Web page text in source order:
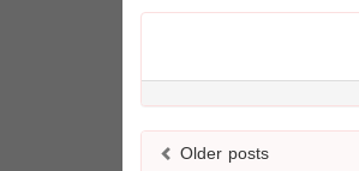
Older posts